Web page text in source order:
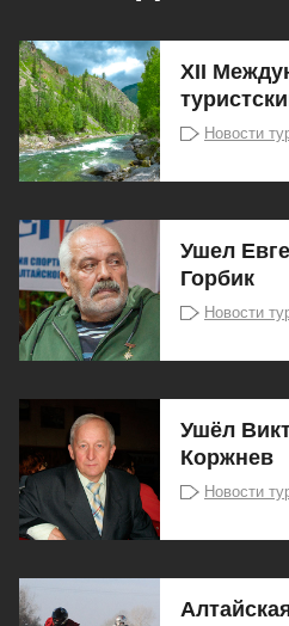
XII
Новости
Ушел
Горбик
Новости
Ушёл
Коржнев
Новости